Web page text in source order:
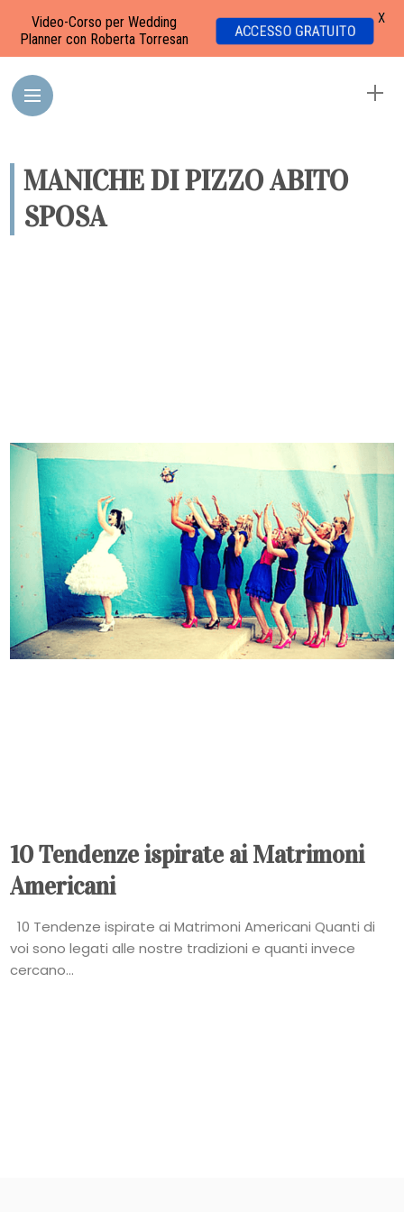
MANICHE DI PIZZO ABITO
SPOSA
10 Tendenze ispirate ai Matrimoni
Americani
10 Tendenze ispirate ai Matrimoni Americani Quanti di
voi sono legati alle nostre tradizioni e quanti invece
cercano...
Video-Corso per Wedding
Planner con Roberta Torresan
ACCESSO GRATUITO
X